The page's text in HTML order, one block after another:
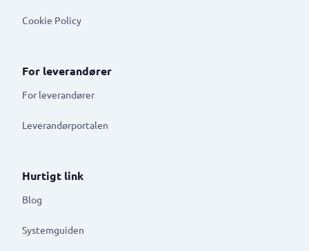
Cookie Policy
For leverandører
For leverandører
Leverandørportalen
Hurtigt link
Blog
Systemguiden